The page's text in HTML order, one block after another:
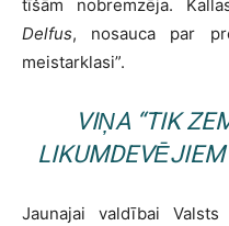
tīšām nobremzēja.
Delfus, nosauca par
meistarklasi”.
VIŅA “TIK
Jaunajai valdībai